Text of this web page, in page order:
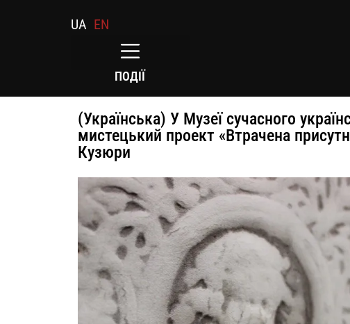
UA EN
ПОДІЇ
(Українська) У Музеї сучасного
мистецький проект «Втрачена
Кузюри